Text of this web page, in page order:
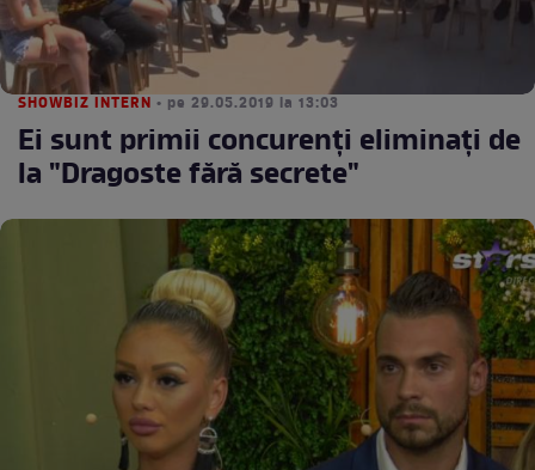
SHOWBIZ INTERN • pe 29.05.2019 la 13:03
Ei sunt primii concurenţi eliminaţi de
la "Dragoste fără secrete"